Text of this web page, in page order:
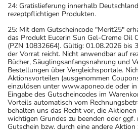
24: Gratislieferung innerhalb
rezeptpflichtigen Produkten.
25: Mit dem Gutscheincode "Merit25"
das Produkt Eucerin Sun Gel-Creme Oil
(PZN 10832664). Gültig: 01.08.2026 bis
der Vorrat reicht. Nicht anwendbar auf
Bücher, Säuglingsanfangsnahrung und
Bestellungen über Vergleichsportale.
Aktionsvorteilen (ausgenommen
einzulösen unter www.aponeo.de oder
Eingabe des Gutscheincodes im
Vorteils automatisch vom
behalten uns das Recht vor, die
wichtigen Grundes zu beenden oder ggf.
Gutschein bzw. durch eine andere Aktion